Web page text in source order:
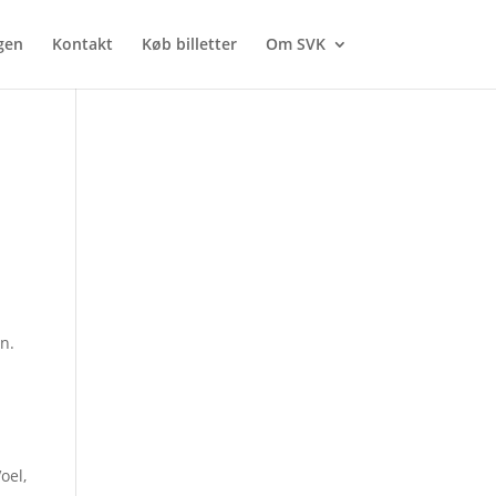
Kontakt Køb billetter Om SVK